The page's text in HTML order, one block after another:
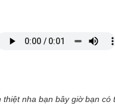
thiệt nha bạn bây giờ bạn có